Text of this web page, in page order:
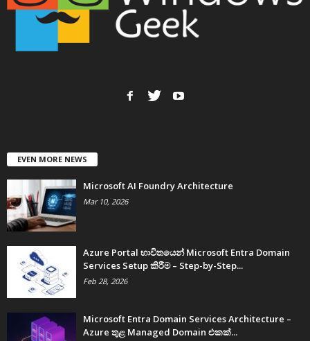
EVEN MORE NEWS
Microsoft AI Foundry Architecture
Mar 10, 2026
Azure Portal භාවිතයෙන් Microsoft Entra Domain
Services Setup කිරීම – Step-by-Step...
Feb 28, 2026
Microsoft Entra Domain Services Architecture –
Azure තුළ Managed Domain එකක්...